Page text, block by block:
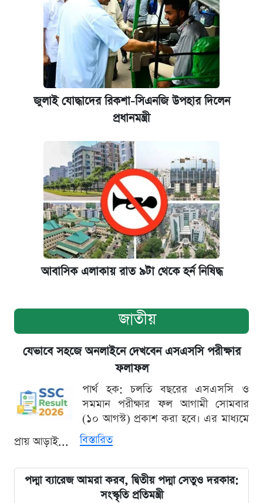
জুলাই যোদ্ধাদের রিকশা-সিএনজি উপহার দিলেন
প্রধানমন্ত্রী
আবাসিক এলাকায় রাত ৯টা থেকে হর্ন নিষিদ্ধ
জাতীয়
যেভাবে সহজে অনলাইনে দেখবেন এসএসসি পরীক্ষার
ফলাফল
পার্থ হক: চলতি বছরের এসএসসি ও
সমমান পরীক্ষার ফল আগামী সোমবার
(১০ আগস্ট) প্রকাশ করা হবে। এর মাধ্যমে
প্রায় আড়াই...
বিস্তারিত
পদ্মা ব্যারেজ আমরা করব, দ্বিতীয় পদ্মা সেতুও দরকার:
সংস্কৃতি প্রতিমন্ত্রী